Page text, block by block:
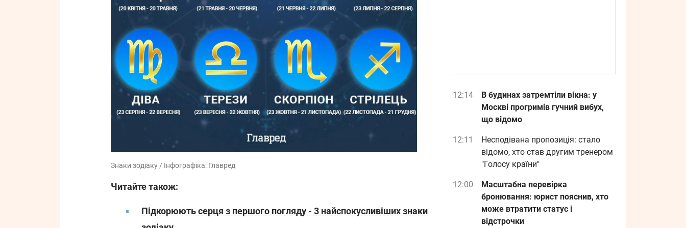
Знаки зодіаку / Інфографіка: Главред
Читайте також:
Підкорюють серця з першого погляду - 3 найспокусливіших знаки
12:14
В будинах затремтіли вікна: у
Москві прогримів гучний вибух,
що відомо
12:11
Несподівана пропозиція: стало
відомо, хто став другим тренером
"Голосу країни"
12:00
Масштабна перевірка
бронювання: юрист пояснив, хто
може втратити статус і
відстрочки